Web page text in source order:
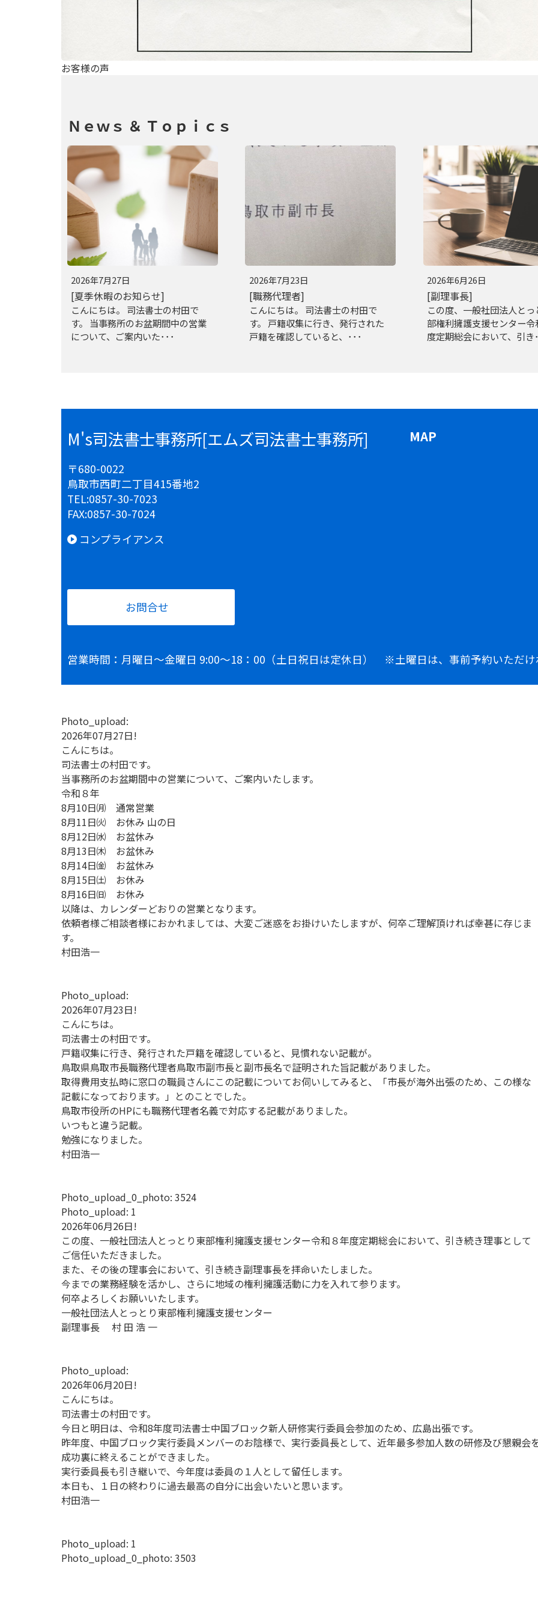
お客様の声
Ｎｅｗｓ ＆ Ｔｏｐｉｃｓ
2026年7月27日
[夏季休暇のお知らせ]
こんにちは。 司法書士の村田で
す。 当事務所のお盆期間中の営業
について、ご案内いた･･･
2026年7月23日
[職務代理者]
こんにちは。 司法書士の村田で
す。 戸籍収集に行き、発行された
戸籍を確認していると、･･･
2026年6月26日
[副理事長]
この度、一般社団法人とっ
部権利擁護支援センター令
度定期総会において、引き
M's司法書士事務所[エムズ司法書士事務所]
〒680-0022
鳥取市西町二丁目415番地2
TEL:0857-30-7023
FAX:0857-30-7024
コンプライアンス
お問合せ
MAP
営業時間：月曜日～金曜日 9:00～18：00（土日祝日は定休日） ※土曜日は、事前予約いただけ
Photo_upload:
2026年07月27日!
こんにちは。
司法書士の村田です。
当事務所のお盆期間中の営業について、ご案内いたします。
令和８年
8月10日㈪ 通常営業
8月11日㈫ お休み 山の日
8月12日㈬ お盆休み
8月13日㈭ お盆休み
8月14日㈮ お盆休み
8月15日㈯ お休み
8月16日㈰ お休み
以降は、カレンダーどおりの営業となります。
依頼者様ご相談者様におかれましては、大変ご迷惑をお掛けいたしますが、何卒ご理解頂ければ幸甚に存じま
す。
村田浩一
Photo_upload:
2026年07月23日!
こんにちは。
司法書士の村田です。
戸籍収集に行き、発行された戸籍を確認していると、見慣れない記載が。
鳥取県鳥取市長職務代理者鳥取市副市長と副市長名で証明された旨記載がありました。
取得費用支払時に窓口の職員さんにこの記載についてお伺いしてみると、「市長が海外出張のため、この様な
記載になっております。」とのことでした。
鳥取市役所のHPにも職務代理者名義で対応する記載がありました。
いつもと違う記載。
勉強になりました。
村田浩一
Photo_upload_0_photo: 3524
Photo_upload: 1
2026年06月26日!
この度、一般社団法人とっとり東部権利擁護支援センター令和８年度定期総会において、引き続き理事として
ご信任いただきました。
また、その後の理事会において、引き続き副理事長を拝命いたしました。
今までの業務経験を活かし、さらに地域の権利擁護活動に力を入れて参ります。
何卒よろしくお願いいたします。
一般社団法人とっとり東部権利擁護支援センター
副理事長 村 田 浩 一
Photo_upload:
2026年06月20日!
こんにちは。
司法書士の村田です。
今日と明日は、令和8年度司法書士中国ブロック新人研修実行委員会参加のため、広島出張です。
昨年度、中国ブロック実行委員メンバーのお陰様で、実行委員長として、近年最多参加人数の研修及び懇親会
成功裏に終えることができました。
実行委員長も引き継いで、今年度は委員の１人として留任します。
本日も、１日の終わりに過去最高の自分に出会いたいと思います。
村田浩一
Photo_upload: 1
Photo_upload_0_photo: 3503